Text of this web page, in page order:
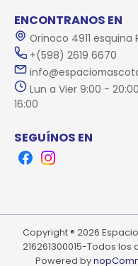
ENCONTRANOS EN
Orinoco 4911 esquina
+(598) 2619 6670
Lun a Vier 9:00 -
16:00
SEGUÍNOS EN
FacebookInstagram
Copyright ® 2026
216261300015-Todos
Powered by